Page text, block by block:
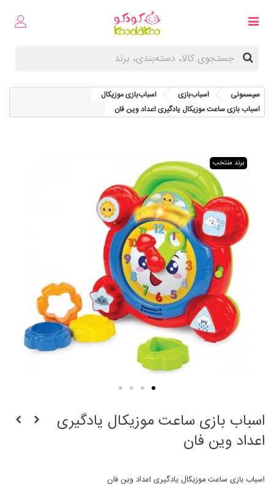
سیسمونی اسباب‌بازی
اسباب‌بازی موزیکال
اسباب بازی ساعت موزیکال یادگیری اعداد وین فان
برند منتخب
اسباب بازی ساعت موزیکال یادگیری
اعداد وین فان
اسباب بازی ساعت موزیکال یادگیری اعداد وین فان